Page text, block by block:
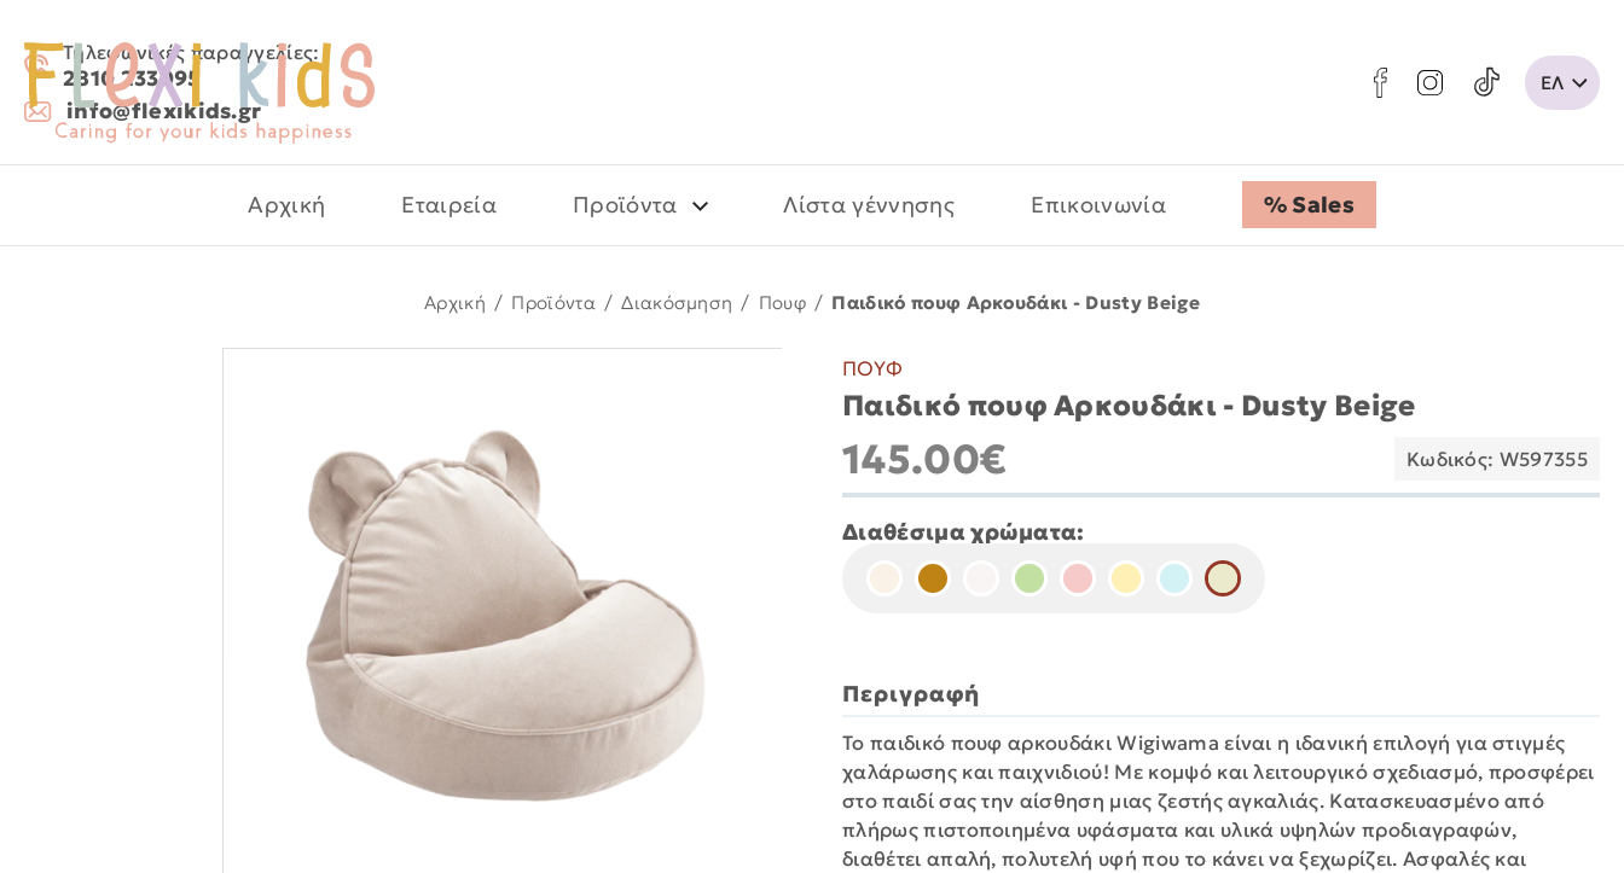
Τηλεφωνικές παραγγελίες:
2810 233095
info@flexikids.gr
Αρχική Εταιρεία Προϊόντα Λίστα γέννησης Επικοινωνία % Sales
Αρχική / Προϊόντα / Διακόσμηση / Πουφ / Παιδικό πουφ Αρκουδάκι - Dusty Beige
ΠΟΥΦ
Παιδικό πουφ Αρκουδάκι - Dusty Beige
145.00€ Κωδικός: W597355
Διαθέσιμα χρώματα:
Περιγραφή
Το παιδικό πουφ αρκουδάκι Wigiwama είναι η ιδανική επιλογή για στιγμές
χαλάρωσης και παιχνιδιού! Με κομψό και λειτουργικό σχεδιασμό, προσφέρει
στο παιδί σας την αίσθηση μιας ζεστής αγκαλιάς. Κατασκευασμένο από
πλήρως πιστοποιημένα υφάσματα και υλικά υψηλών προδιαγραφών,
διαθέτει απαλή, πολυτελή υφή που το κάνει να ξεχωρίζει. Ασφαλές και